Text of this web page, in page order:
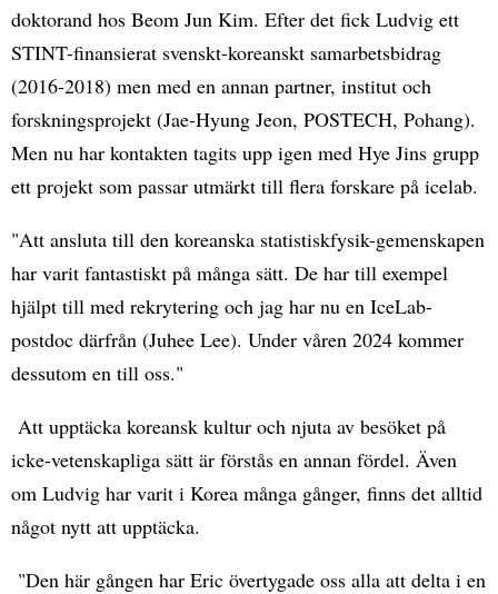
doktorand hos Beom Jun Kim. Efter det fick Ludvig ett
STINT-finansierat svenskt-koreanskt samarbetsbidrag
(2016-2018) men med en annan partner, institut och
forskningsprojekt (Jae-Hyung Jeon, POSTECH, Pohang).
Men nu har kontakten tagits upp igen med Hye Jins grupp
ett projekt som passar utmärkt till flera forskare på icelab.
"Att ansluta till den koreanska statistiskfysik-gemenskapen
har varit fantastiskt på många sätt. De har till exempel
hjälpt till med rekrytering och jag har nu en IceLab-
postdoc därfrån (Juhee Lee). Under våren 2024 kommer
dessutom en till oss."
Att upptäcka koreansk kultur och njuta av besöket på
icke-vetenskapliga sätt är förstås en annan fördel. Även
om Ludvig har varit i Korea många gånger, finns det alltid
något nytt att upptäcka.
"Den här gången har Eric övertygade oss alla att delta i en